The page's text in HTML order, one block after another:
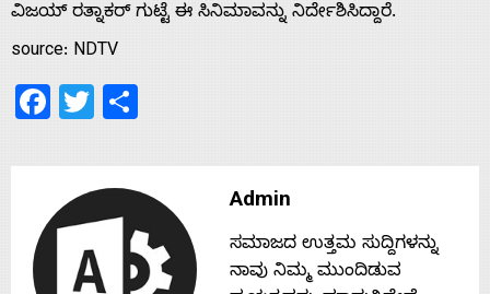
With
s
Contact
Us
ವಿಜಯ್ ರತ್ನಾಕರ್ ಗುಟ್ಟೆ ಈ ಸಿನಿಮಾವನ್ನು ನಿರ್ದೇಶಿಸಿದ್ದಾರೆ.
source: NDTV
Facebook
Twitter
Admin
ಸಮಾಜದ ಉತ್ತಮ ಸುದ್ದಿಗಳನ್ನು
ನಾವು ನಿಮ್ಮ ಮುಂದಿಡುವ